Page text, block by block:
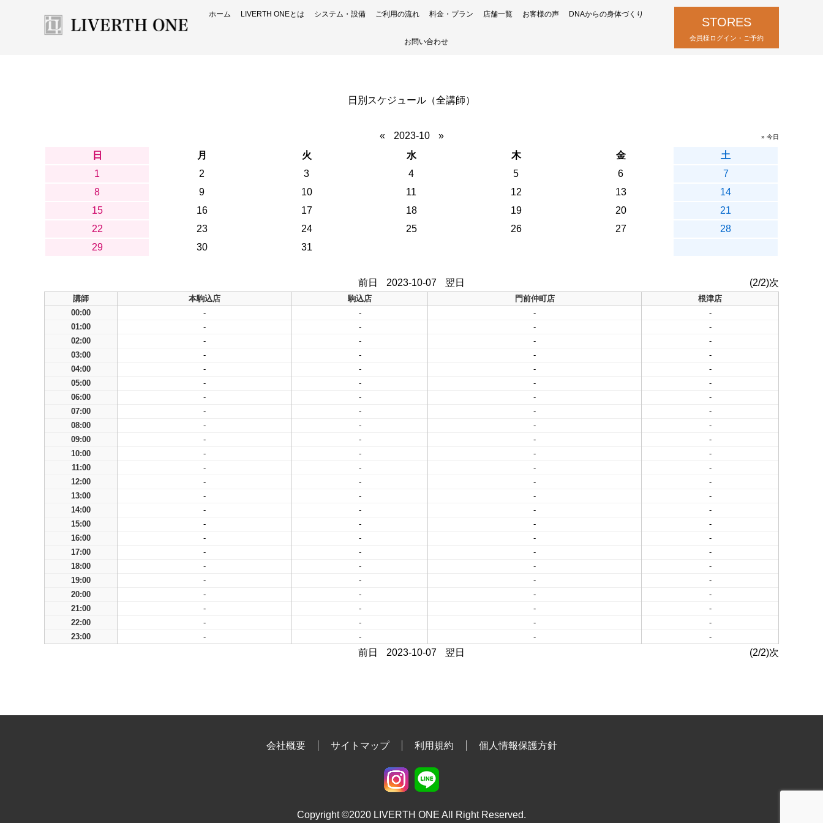
ホーム LIVERTH ONEとは システム・設備 ご利用の流れ 料金・プラン 店舗一覧 お客様の声 DNAからの身体づくり
お問い合わせ
STORES
会員様ログイン・ご予約
日別スケジュール（全講師）
« 2023-10 » » 今日
日 月 火 水 木 金
土
1
2 3 4 5 6
7
8
9 10 11 12 13
14
15
16 17 18 19 20
21
22
23 24 25 26 27
28
29
30 31
前日 2023-10-07 翌日 (2/2)次
講師 本駒込店 駒込店 門前仲町店
根津店
00:00
- - -
-
01:00
- - -
-
02:00
- - -
-
03:00
- - -
-
04:00
- - -
-
05:00
- - -
-
06:00
- - -
-
07:00
- - -
-
08:00
- - -
-
09:00
- - -
-
10:00
- - -
-
11:00
- - -
-
12:00
- - -
-
13:00
- - -
-
14:00
- - -
-
15:00
- - -
-
16:00
- - -
-
17:00
- - -
-
18:00
- - -
-
19:00
- - -
-
20:00
- - -
-
21:00
- - -
-
22:00
- - -
-
23:00
- - - -
前日 2023-10-07 翌日 (2/2)次
会社概要 サイトマップ 利用規約 個人情報保護方針
Copyright ©2020 LIVERTH ONE All Right Reserved.